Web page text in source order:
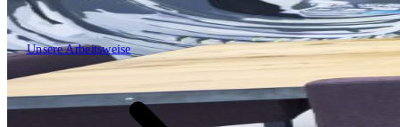
Unsere Arbeitsweise
Unsere Arbeitsweise